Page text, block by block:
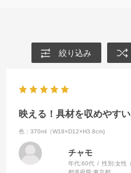
絞り込み
映える！具材を収めやすい
色：370ml（W18×D12×H3.8cm)
チャモ
年代:60代 性別:女性